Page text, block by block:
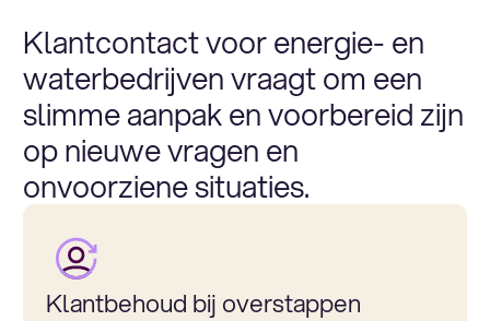
Klantcontact voor energie- en
waterbedrijven vraagt om een
slimme aanpak en voorbereid zijn
op nieuwe vragen en
onvoorziene situaties.
Klantbehoud bij overstappen